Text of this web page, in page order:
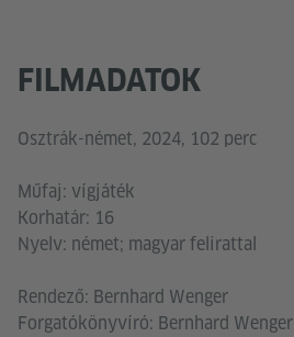
FILMADATOK
Osztrák-német, 2024, 102 perc
Műfaj: vígjáték
Korhatár: 16
Nyelv: német; magyar felirattal
Rendező: Bernhard Wenger
Forgatókönyvíró: Bernhard Wenger